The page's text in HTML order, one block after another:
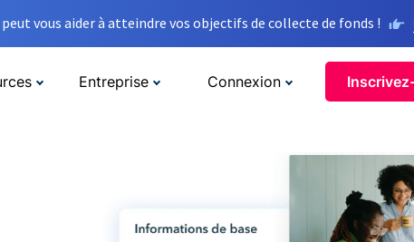
vous aider à atteindre vos objectifs de collecte de fonds !
Entreprise Connexion